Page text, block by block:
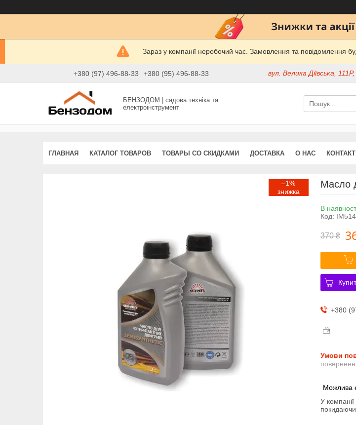
Зараз у компанії неробочий час. Замовлення та повідомлення
+380 (97) 496-88-33 +380 (95) 496-88-33 вул. Велика Діївська,
БЕНЗОДОМ | садова техніка та
електроінструмент
ГЛАВНАЯ КАТАЛОГ ТОВАРОВ ТОВАРЫ СО СКИДКАМИ ДОСТАВКА О НАС
–1% Масло
В
Код:
370 ₴
+380
У